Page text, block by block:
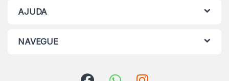
AJUDA
NAVEGUE